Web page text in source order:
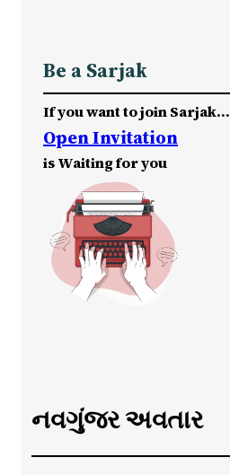
Be a Sarjak
If you want to join Sarjak…
Open Invitation
is Waiting for you
નવગુંજર અવતાર